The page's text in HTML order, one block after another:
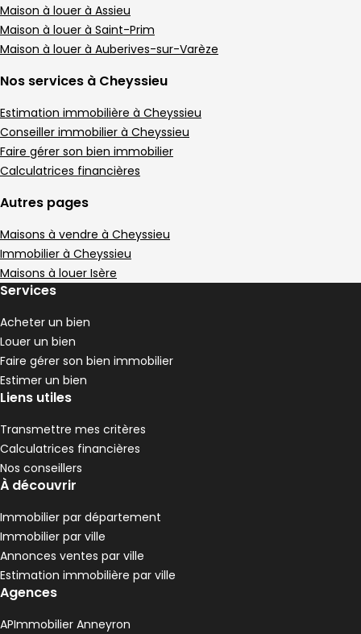
Assieu - 38150
Maison • 6 pièces • 145 m²
DPE :
C 4 chambres
,
Terrain 1000 m²
Maison à louer à Assieu
Maison à louer à Saint-Prim
Maison à louer à Auberives-sur-Varèze
Nos services à Cheyssieu
Estimation immobilière à Cheyssieu
Conseiller immobilier à Cheyssieu
Faire gérer son bien immobilier
Calculatrices financières
Autres pages
Maisons à vendre à Cheyssieu
Immobilier à Cheyssieu
Maisons à louer Isère
Services
Acheter un bien
Louer un bien
Faire gérer son bien immobilier
Estimer un bien
Liens utiles
Transmettre mes critères
Calculatrices financières
Nos conseillers
À découvrir
Immobilier par département
Immobilier par ville
Annonces ventes par ville
Estimation immobilière par ville
Agences
APImmobilier Anneyron